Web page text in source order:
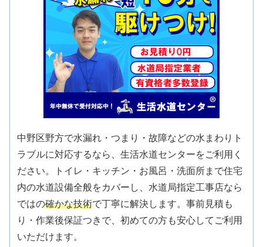
中野区野方で水漏れ・つまり・故障などの水まわりト
ラブルに対応するなら、生活水道センターをご利用く
ださい。トイレ・キッチン・お風呂・洗面所まで住宅
内の水道設備全般をカバーし、水道局指定工事店なら
ではの確かな技術で丁寧に解決します。事前見積も
り・作業後保証つきで、初めての方も安心してご利用
いただけます。